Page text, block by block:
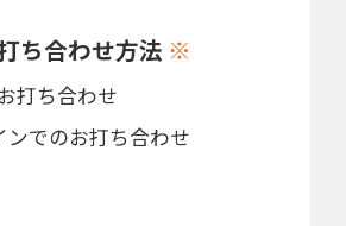
ち合わせ方法 ※
打ち合わせ
ンでのお打ち合わせ